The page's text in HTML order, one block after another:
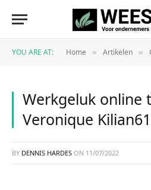
YOU ARE AT: Home » Artikelen »
Werkgeluk online
Veronique
BY DENNIS HARDES ON 11/07/2022